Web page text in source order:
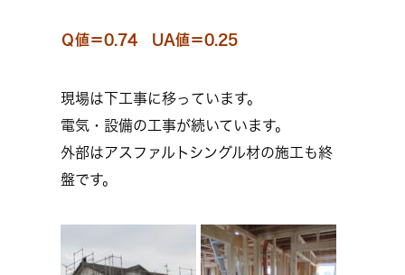
Ｑ値＝0.74 UA値＝0.25
現場は下工事に移っています。
電気・設備の工事が続いています。
外部はアスファルトシングル材の施工も終
盤です。